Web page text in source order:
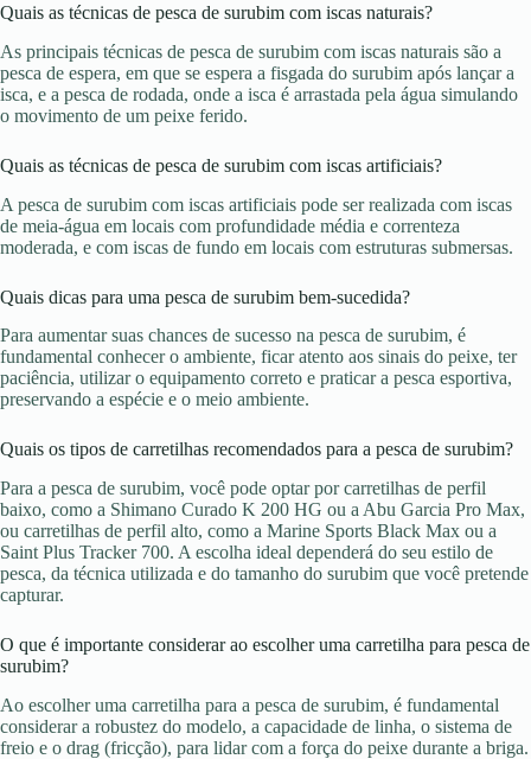
Quais as técnicas de pesca de surubim com iscas naturais?
As principais técnicas de pesca de surubim com iscas naturais são a
pesca de espera, em que se espera a fisgada do surubim após lançar a
isca, e a pesca de rodada, onde a isca é arrastada pela água simulando
o movimento de um peixe ferido.
Quais as técnicas de pesca de surubim com iscas artificiais?
A pesca de surubim com iscas artificiais pode ser realizada com iscas
de meia-água em locais com profundidade média e correnteza
moderada, e com iscas de fundo em locais com estruturas submersas.
Quais dicas para uma pesca de surubim bem-sucedida?
Para aumentar suas chances de sucesso na pesca de surubim, é
fundamental conhecer o ambiente, ficar atento aos sinais do peixe, ter
paciência, utilizar o equipamento correto e praticar a pesca esportiva,
preservando a espécie e o meio ambiente.
Quais os tipos de carretilhas recomendados para a pesca de surubim?
Para a pesca de surubim, você pode optar por carretilhas de perfil
baixo, como a Shimano Curado K 200 HG ou a Abu Garcia Pro Max,
ou carretilhas de perfil alto, como a Marine Sports Black Max ou a
Saint Plus Tracker 700. A escolha ideal dependerá do seu estilo de
pesca, da técnica utilizada e do tamanho do surubim que você pretende
capturar.
O que é importante considerar ao escolher uma carretilha para pesca de
surubim?
Ao escolher uma carretilha para a pesca de surubim, é fundamental
considerar a robustez do modelo, a capacidade de linha, o sistema de
freio e o drag (fricção), para lidar com a força do peixe durante a briga.